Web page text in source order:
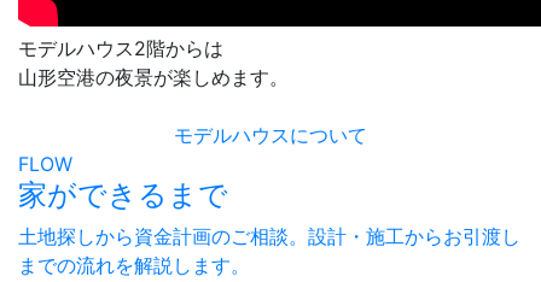
モデルハウス2階からは
山形空港の夜景が楽しめます。
モデルハウスについて
FLOW
家ができるまで
土地探しから資金計画のご相談。設計・施工からお引渡し
までの流れを解説します。